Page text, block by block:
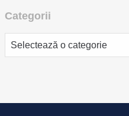
Categorii
Categorii